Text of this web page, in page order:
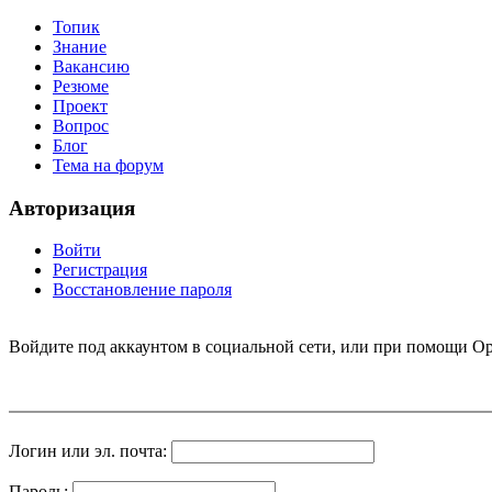
Топик
Знание
Вакансию
Резюме
Проект
Вопрос
Блог
Тема на форум
Авторизация
Войти
Регистрация
Восстановление пароля
Войдите под аккаунтом в социальной сети, или при помощи
Логин или эл. почта: